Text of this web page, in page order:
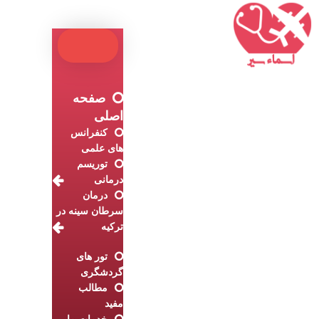
صفحه
اصلی
کنفرانس
های علمی
توریسم
درمانی
درمان
سرطان سینه در
ترکیه
تور های
گردشگری
مطالب
مفید